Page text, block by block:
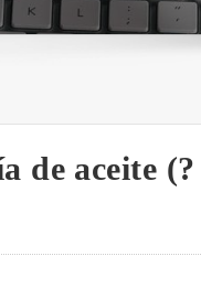
de aceite (?